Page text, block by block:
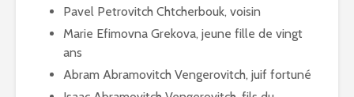
Pavel Petrovitch Chtcherbouk, voisin
Marie Efimovna Grekova, jeune fille de vingt
ans
Abram Abramovitch Vengerovitch, juif fortuné